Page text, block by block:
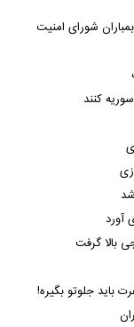
شورای امنیت
آورد
بالا گرفت
باید جلوتو بگیره!